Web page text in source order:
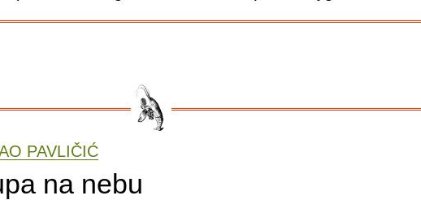
PAVLIČIĆ
na nebu